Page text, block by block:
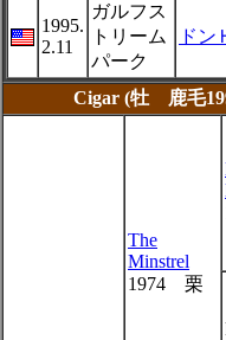
1995.
2.11
ガルフス
トリーム
パーク
ドン
Cigar (牡 鹿毛
The
Minstrel
1974 栗